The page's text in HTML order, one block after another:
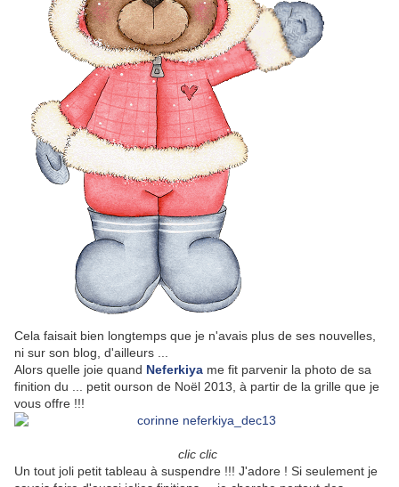
Cela faisait bien longtemps que je n'avais plus de ses nouvelles,
ni sur son blog, d'ailleurs ...
Alors quelle joie quand Neferkiya me fit parvenir la photo de sa
finition du ... petit ourson de Noël 2013, à partir de la grille que je
vous offre !!!
clic clic
Un tout joli petit tableau à suspendre !!! J'adore ! Si seulement je